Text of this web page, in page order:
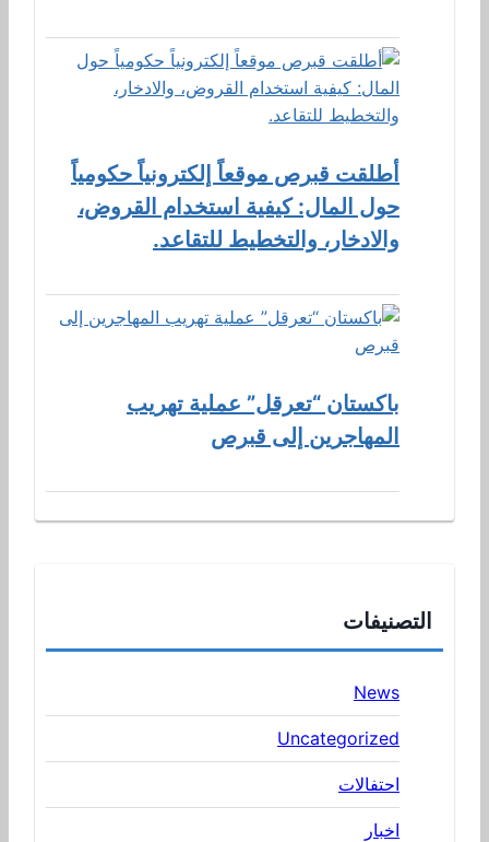
أطلقت قبرص موقعاً إلكترونياً حكومياً
حول المال: كيفية استخدام القروض،
والادخار، والتخطيط للتقاعد.
باكستان “تعرقل” عملية تهريب
المهاجرين إلى قبرص
التصنيفات
News
Uncategorized
احتفالات
اخبار